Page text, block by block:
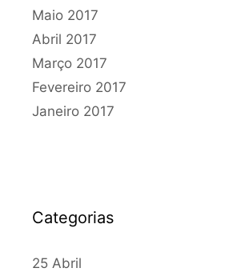
Maio 2017
Abril 2017
Março 2017
Fevereiro 2017
Janeiro 2017
Categorias
25 Abril